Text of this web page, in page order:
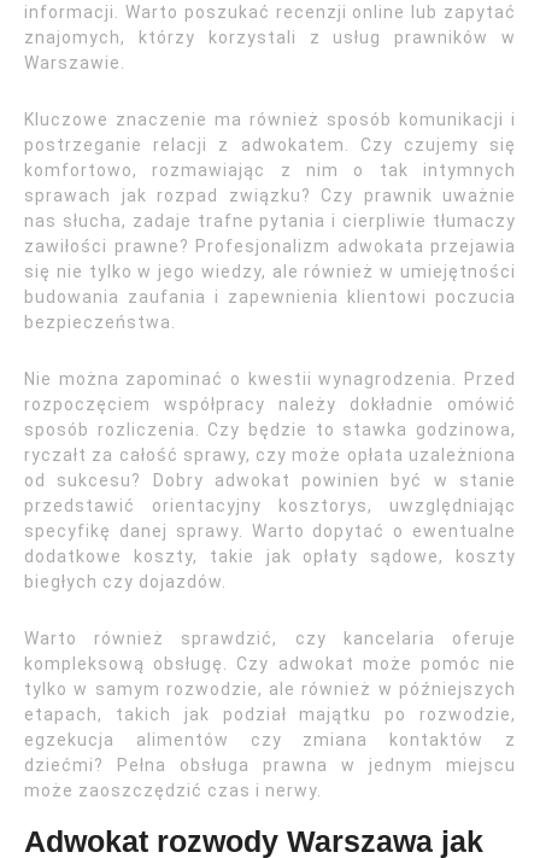
informacji. Warto poszukać recenzji online lub zapytać
znajomych, którzy korzystali z usług prawników w
Warszawie.
Kluczowe znaczenie ma również sposób komunikacji i
postrzeganie relacji z adwokatem. Czy czujemy się
komfortowo, rozmawiając z nim o tak intymnych
sprawach jak rozpad związku? Czy prawnik uważnie
nas słucha, zadaje trafne pytania i cierpliwie tłumaczy
zawiłości prawne? Profesjonalizm adwokata przejawia
się nie tylko w jego wiedzy, ale również w umiejętności
budowania zaufania i zapewnienia klientowi poczucia
bezpieczeństwa.
Nie można zapominać o kwestii wynagrodzenia. Przed
rozpoczęciem współpracy należy dokładnie omówić
sposób rozliczenia. Czy będzie to stawka godzinowa,
ryczałt za całość sprawy, czy może opłata uzależniona
od sukcesu? Dobry adwokat powinien być w stanie
przedstawić orientacyjny kosztorys, uwzględniając
specyfikę danej sprawy. Warto dopytać o ewentualne
dodatkowe koszty, takie jak opłaty sądowe, koszty
biegłych czy dojazdów.
Warto również sprawdzić, czy kancelaria oferuje
kompleksową obsługę. Czy adwokat może pomóc nie
tylko w samym rozwodzie, ale również w późniejszych
etapach, takich jak podział majątku po rozwodzie,
egzekucja alimentów czy zmiana kontaktów z
dziećmi? Pełna obsługa prawna w jednym miejscu
może zaoszczędzić czas i nerwy.
Adwokat rozwody Warszawa jak